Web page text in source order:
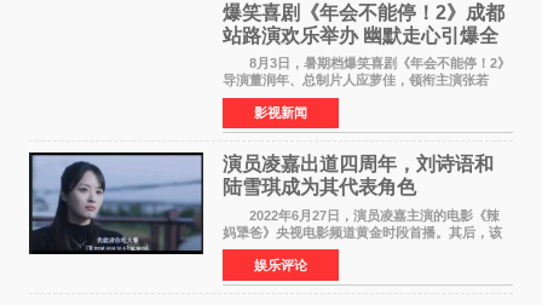
爆笑喜剧《年会不能停！2》成都
站路演欢乐举办 幽默走心引爆全
场共鸣
8月3日，暑期档爆笑喜剧《年会不能停！2》
导演董润年、总制片人应萝佳，领衔主演张若
昀、白客，惊喜出演庄达菲，特别主演孙艺洲，
特别出演田雨，友情出演欧阳奋强出席成都路
演，与观众近距离互
影视新闻
演员凌嘉出道四周年，刘诗语和
陆雪琪成为其代表角色
2022年6月27日，演员凌嘉主演的电影《辣
妈犟爸》央视电影频道黄金时段首播。其后，该
电影在央视电影频道多次复播（2022年8月10
日，2022年9月30日，2023年7月17日，2025年7
月14日）。除了多次复
娱乐评论